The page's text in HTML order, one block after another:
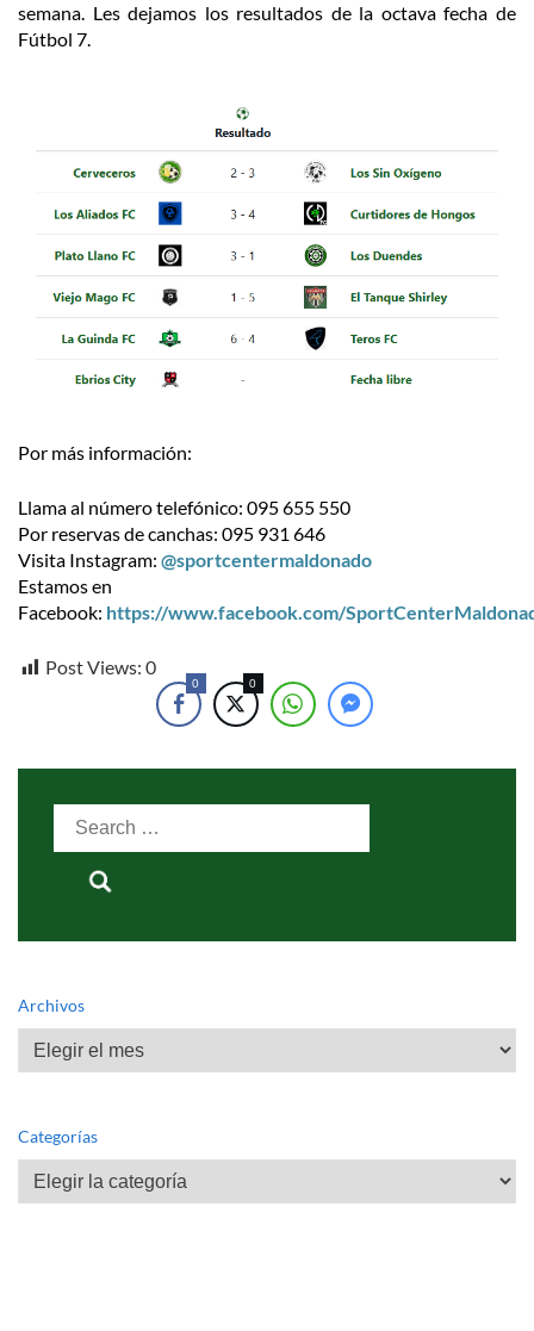
semana. Les dejamos los resultados de la octava fecha de
Fútbol 7.
Por más información:
Llama al número telefónico: 095 655 550
Por reservas de canchas: 095 931 646
Visita Instagram: @sportcentermaldonado
Estamos en
Facebook: https://www.facebook.com/
Post Views: 0
0 0
Search
Archivos
Archivos
Categorías
Categorías